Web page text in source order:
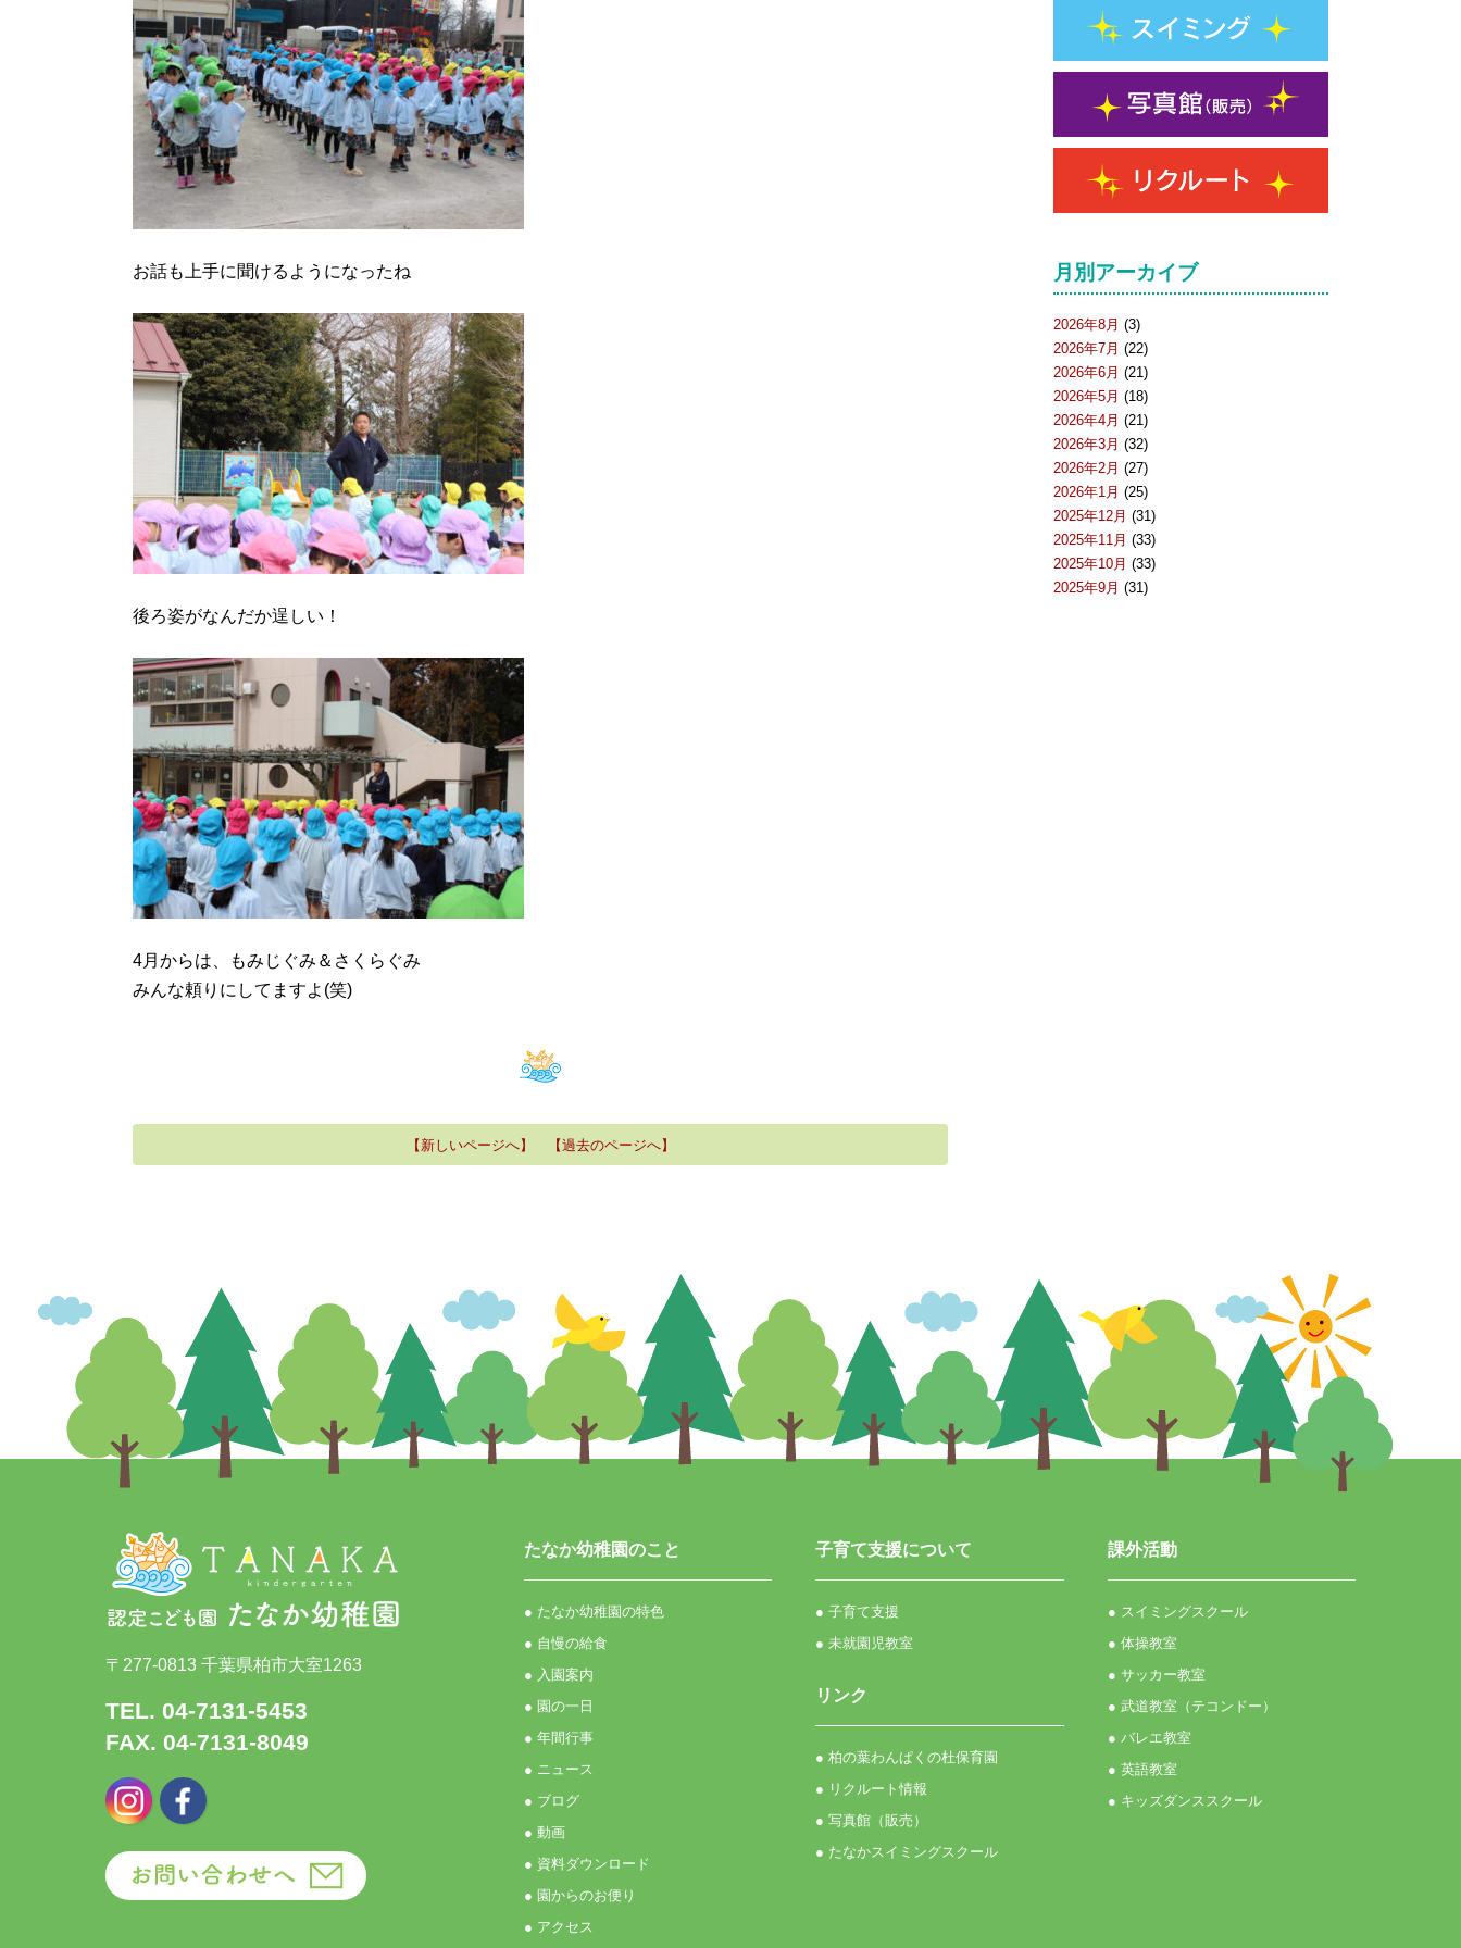
お話も上手に聞けるようになったね
後ろ姿がなんだか逞しい！
4月からは、もみじぐみ＆さくらぐみ
みんな頼りにしてますよ(笑)
【新しいページへ】 【過去のページへ】
月別アーカイブ
2026年8月 (3)
2026年7月 (22)
2026年6月 (21)
2026年5月 (18)
2026年4月 (21)
2026年3月 (32)
2026年2月 (27)
2026年1月 (25)
2025年12月 (31)
2025年11月 (33)
2025年10月 (33)
2025年9月 (31)
たなか幼稚園のこと
● たなか幼稚園の特色
● 自慢の給食
● 入園案内
● 園の一日
● 年間行事
● ニュース
● ブログ
● 動画
● 資料ダウンロード
● 園からのお便り
● アクセス
子育て支援について
● 子育て支援
● 未就園児教室
リンク
● 柏の葉わんぱくの杜保育園
● リクルート情報
● 写真館（販売）
● たなかスイミングスクール
課外活動
● スイミングスクール
● 体操教室
● サッカー教室
● 武道教室（テコンドー）
● バレエ教室
● 英語教室
● キッズダンススクール
〒277-0813 千葉県柏市大室1263
TEL. 04-7131-5453
FAX. 04-7131-8049